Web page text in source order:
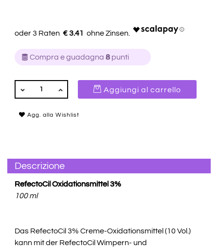
€ 3.41
Compra e guadagna 8 punti
QUANTITÀ
Aggiungi al carrello
Agg. alla Wishlist
Descrizione
RefectoCil Oxidationsmittel 3%
100 ml
Das RefectoCil 3% Creme-Oxidationsmittel (10 Vol.)
kann mit der RefectoCil Wimpern- und